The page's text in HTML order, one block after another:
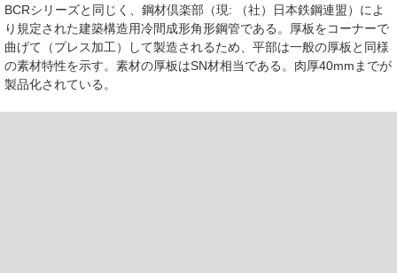
BCRシリーズと同じく、鋼材倶楽部（現: （社）日本鉄鋼連盟）によ
り規定された建築構造用冷間成形角形鋼管である。厚板をコーナーで
曲げて（プレス加工）して製造されるため、平部は一般の厚板と同様
の素材特性を示す。素材の厚板はSN材相当である。肉厚40mmまでが
製品化されている。